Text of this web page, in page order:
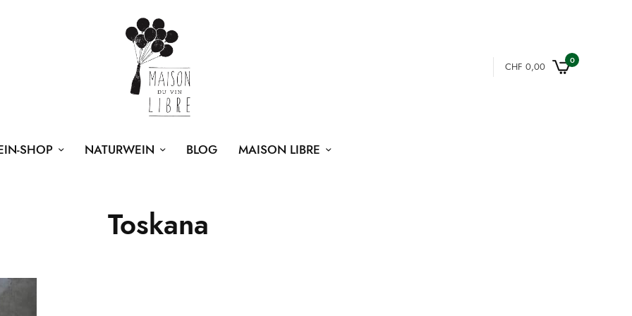
CHF 0,00
0
SHOP NATURWEIN BLOG MAISON LIBRE
Toskana